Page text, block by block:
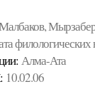
филологических
Алма-Ата
10.02.06